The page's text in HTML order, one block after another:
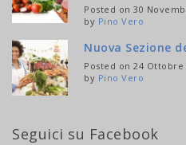
Posted on 30
by Pino Vero
Nuova Sezione
Posted on 24 Ottobre
by Pino Vero
Seguici su Facebook